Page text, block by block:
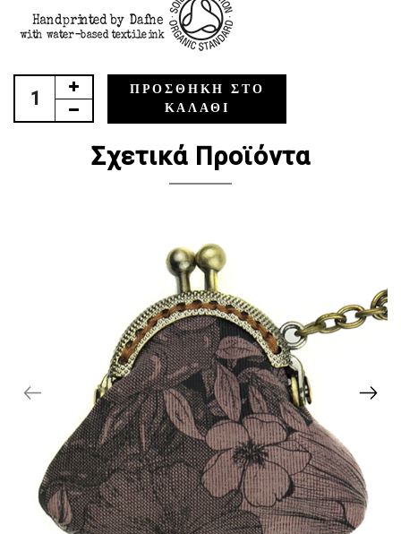
ΠΡΟΣΘΉΚΗ ΣΤΟ
ΚΑΛΆΘΙ
Σχετικά Προϊόντα